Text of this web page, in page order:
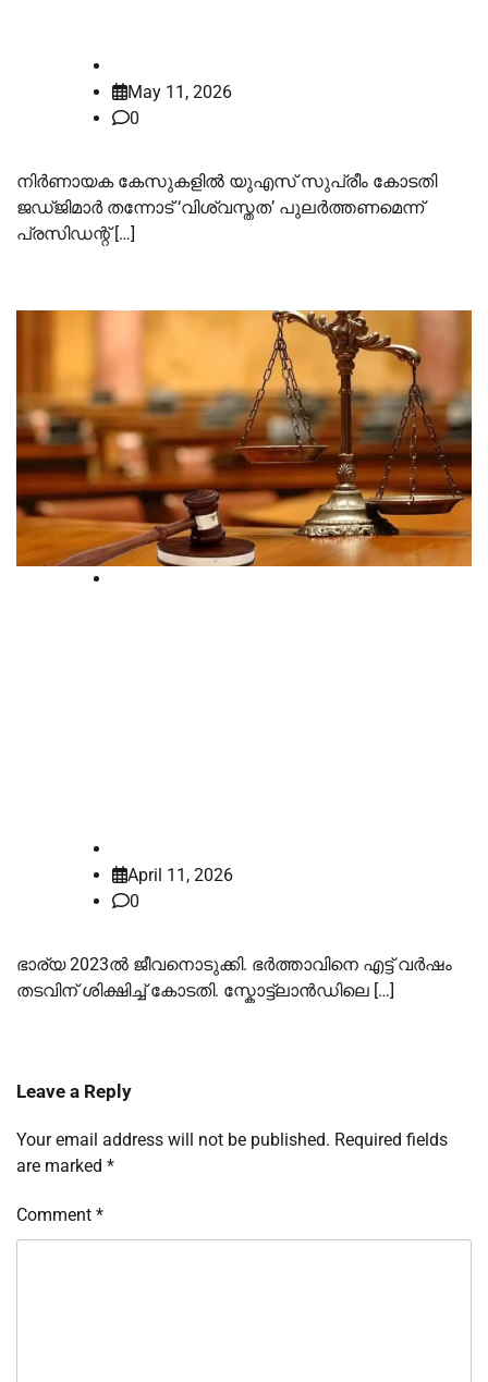
May 11, 2026
0
നിര്‍ണായക കേസുകളില്‍ യുഎസ് സുപ്രീം കോടതി
ജഡ്ജിമാര്‍ തന്നോട് ‘വിശ്വസ്തത’ പുലര്‍ത്തണമെന്ന്
പ്രസിഡന്റ് […]
April 11, 2026
0
ഭാര്യ 2023ല്‍ ജീവനൊടുക്കി. ഭർത്താവിനെ എട്ട് വർഷം
തടവിന് ശിക്ഷിച്ച്‌ കോടതി. സ്കോട്ട്ലാൻഡിലെ […]
Leave a Reply
Your email address will not be published. Required fields
are marked *
Comment *